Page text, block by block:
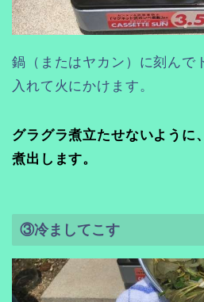
鍋（またはヤカン）に刻んで
入れて火にかけます。
グラグラ煮立たせないように
煮出します。
③冷ましてこす